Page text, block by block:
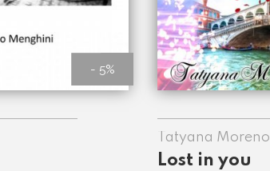
- 5%
Lost in you
Tatyana Moreno